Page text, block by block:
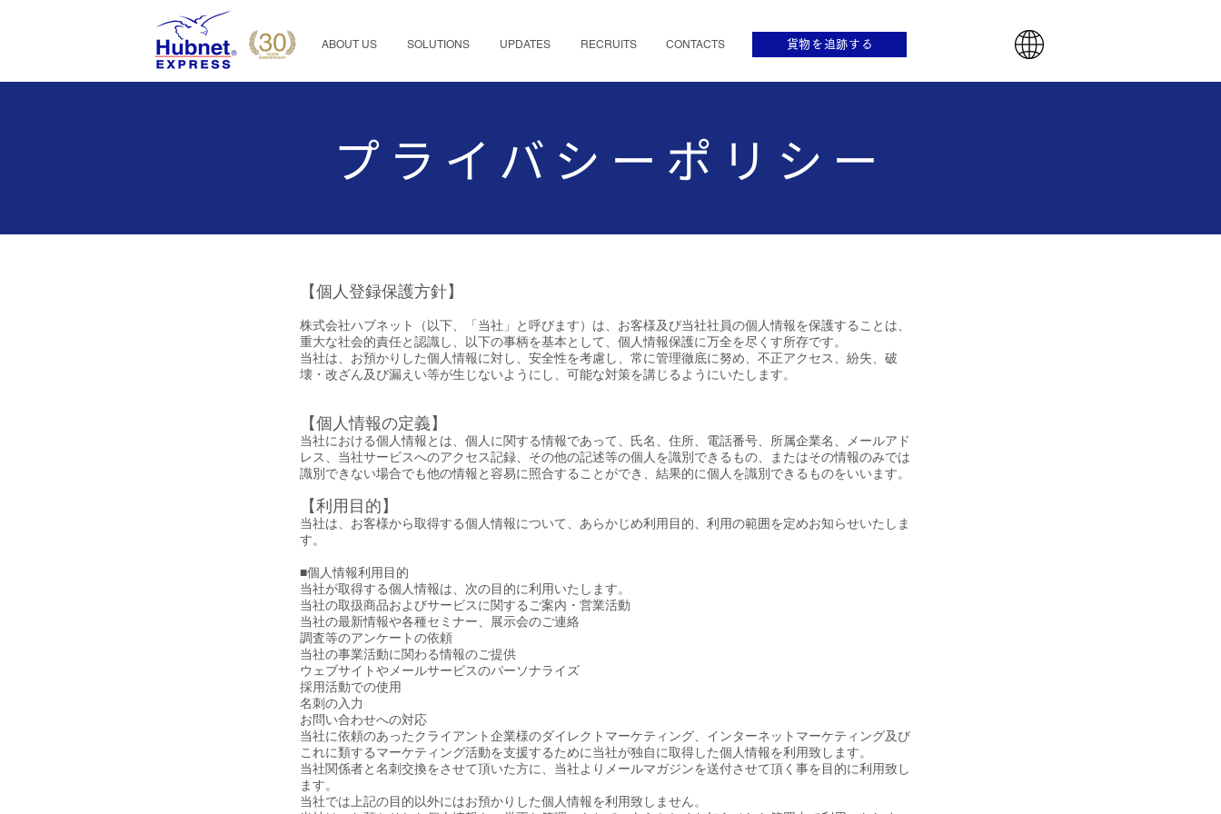
ABOUT US SOLUTIONS UPDATES RECRUITS CONTACTS 貨物を追跡する
プライバシーポリシー
【個人登録保護方針】
株式会社ハブネット（以下、「当社」と呼びます）は、お客様及び当社社員の個人情報を保護することは、
重大な社会的責任と認識し、以下の事柄を基本として、個人情報保護に万全を尽くす所存です。
当社は、お預かりした個人情報に対し、安全性を考慮し、常に管理徹底に努め、不正アクセス、紛失、破
壊・改ざん及び漏えい等が生じないようにし、可能な対策を講じるようにいたします。
【個人情報の定義】
当社における個人情報とは、個人に関する情報であって、氏名、住所、電話番号、所属企業名、メールアド
レス、当社サービスへのアクセス記録、その他の記述等の個人を識別できるもの、またはその情報のみでは
識別できない場合でも他の情報と容易に照合することができ、結果的に個人を識別できるものをいいます。
【利用目的】
当社は、お客様から取得する個人情報について、あらかじめ利用目的、利用の範囲を定めお知らせいたしま
す。
■個人情報利用目的
当社が取得する個人情報は、次の目的に利用いたします。
当社の取扱商品およびサービスに関するご案内・営業活動
当社の最新情報や各種セミナー、展示会のご連絡
調査等のアンケートの依頼
当社の事業活動に関わる情報のご提供
ウェブサイトやメールサービスのパーソナライズ
採用活動での使用
名刺の入力
お問い合わせへの対応
当社に依頼のあったクライアント企業様のダイレクトマーケティング、インターネットマーケティング及び
これに類するマーケティング活動を支援するために当社が独自に取得した個人情報を利用致します。
当社関係者と名刺交換をさせて頂いた方に、当社よりメールマガジンを送付させて頂く事を目的に利用致し
ます。
当社では上記の目的以外にはお預かりした個人情報を利用致しません。